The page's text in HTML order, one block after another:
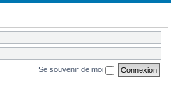
Se souvenir de moi